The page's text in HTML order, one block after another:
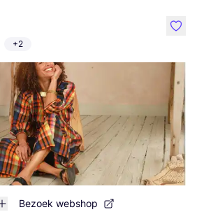
+2
Bezoek webshop
like